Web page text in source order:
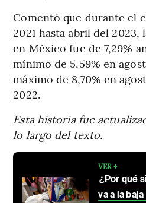
Comentó que durante el
2021 hasta abril del
en México fue de 7,29%
mínimo de 5,59% en
máximo de 8,70% en
2022.
Esta historia fue
lo largo del texto.
VER +
¿Por qué
va a la